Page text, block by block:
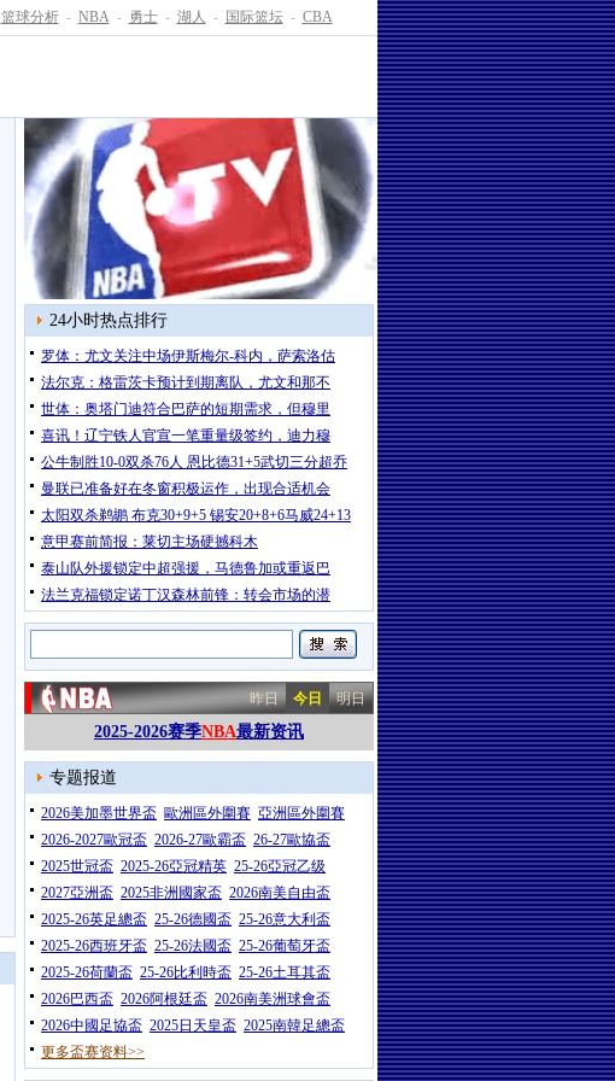
篮球分析 - NBA - 勇士 - 湖人 - 国际篮坛 - CBA
24小时热点排行
罗体：尤文关注中场伊斯梅尔-科内，萨索洛估
法尔克：格雷茨卡预计到期离队，尤文和那不
世体：奥塔门迪符合巴萨的短期需求，但穆里
喜讯！辽宁铁人官宣一笔重量级签约，迪力穆
公牛制胜10-0双杀76人 恩比德31+5武切三分超乔
曼联已准备好在冬窗积极运作，出现合适机会
太阳双杀鹈鹕 布克30+9+5 锡安20+8+6马威24+13
意甲赛前简报：莱切主场硬撼科木
泰山队外援锁定中超强援，马德鲁加或重返巴
法兰克福锁定诺丁汉森林前锋：转会市场的潜
昨日 今日 明日
2025-2026赛季NBA最新资讯
专题报道
2026美加墨世界盃 歐洲區外圍賽 亞洲區外圍賽
2026-2027歐冠盃 2026-27歐霸盃 26-27歐協盃
2025世冠盃 2025-26亞冠精英 25-26亞冠乙级
2027亞洲盃 2025非洲國家盃 2026南美自由盃
2025-26英足總盃 25-26德國盃 25-26意大利盃
2025-26西班牙盃 25-26法國盃 25-26葡萄牙盃
2025-26荷蘭盃 25-26比利時盃 25-26土耳其盃
2026巴西盃 2026阿根廷盃 2026南美洲球會盃
2026中國足協盃 2025日天皇盃 2025南韓足總盃
更多盃赛资料>>